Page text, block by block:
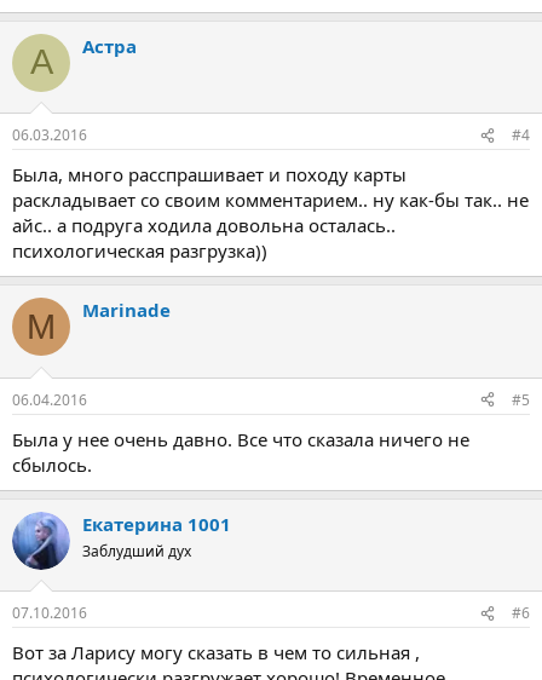
А Астра
06.03.2016 #4
Была, много расспрашивает и походу карты
раскладывает со своим комментарием.. ну как-бы так.. не
айс.. а подруга ходила довольна осталась..
психологическая разгрузка))
M Marinade
06.04.2016 #5
Была у нее очень давно. Все что сказала ничего не
сбылось.
Екатерина 1001
Заблудший дух
07.10.2016 #6
Вот за Ларису могу сказать в чем то сильная ,